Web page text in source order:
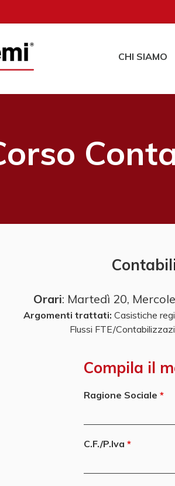
CHI SIAMO
Orari: Martedì 20,
Argomenti trattati: Casistiche
Flussi FTE/
Compila il
Ragione Sociale
C.F./P.Iva